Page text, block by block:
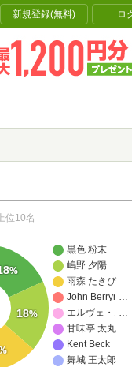
新規登録(無料) ロ
黒色 粉末
嶋野 夕陽
雨森 たきび
John
…
エルヴェ・ル・
…
甘味亭 太丸
Kent Beck
舞城 王太郎
%
18%
上位10名